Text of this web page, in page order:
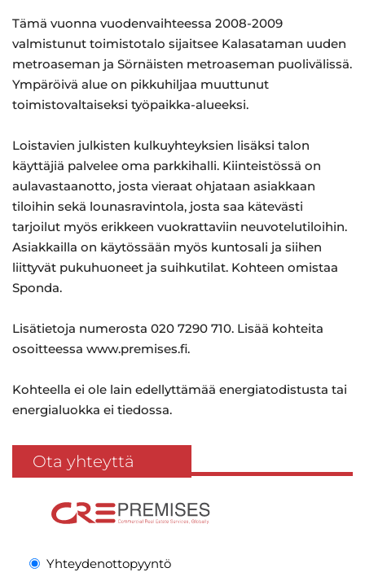
Tämä vuonna vuodenvaihteessa 2008-2009
valmistunut toimistotalo sijaitsee Kalasataman uuden
metroaseman ja Sörnäisten metroaseman puolivälissä.
Ympäröivä alue on pikkuhiljaa muuttunut
toimistovaltaiseksi työpaikka-alueeksi.
Loistavien julkisten kulkuyhteyksien lisäksi talon
käyttäjiä palvelee oma parkkihalli. Kiinteistössä on
aulavastaanotto, josta vieraat ohjataan asiakkaan
tiloihin sekä lounasravintola, josta saa kätevästi
tarjoilut myös erikkeen vuokrattaviin neuvotelutiloihin.
Asiakkailla on käytössään myös kuntosali ja siihen
liittyvät pukuhuoneet ja suihkutilat. Kohteen omistaa
Sponda.
Lisätietoja numerosta 020 7290 710. Lisää kohteita
osoitteessa www.premises.fi.
Kohteella ei ole lain edellyttämää energiatodistusta tai
energialuokka ei tiedossa.
Ota yhteyttä
Yhteydenottopyyntö